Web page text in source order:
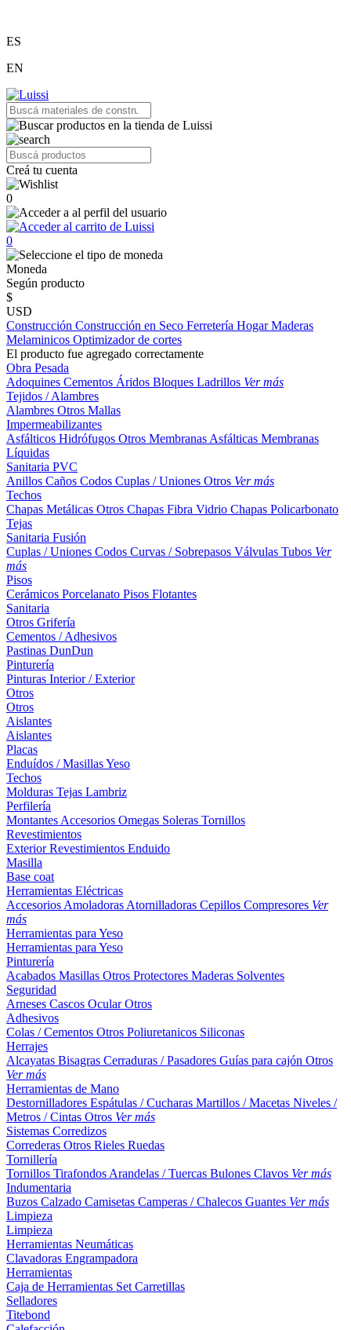
ES
EN
Creá tu cuenta
0
0
Moneda
Según producto
$
USD
Construcción Construcción en Seco Ferretería HogarMaderas
Melaminicos Optimizador de cortes
El producto fue agregado correctamente
Obra Pesada
Adoquines Cementos Áridos Bloques Ladrillos Ver más
Tejidos / Alambres
Alambres Otros Mallas
Impermeabilizantes
Asfálticos Hidrófugos Otros Membranas Asfálticas Membranas
Líquidas
Sanitaria PVC
Anillos Caños Codos Cuplas / Uniones Otros Ver más
Techos
Chapas Metálicas Otros Chapas Fibra Vidrio Chapas Policarbonato
Tejas
Sanitaria Fusión
Cuplas / Uniones Codos Curvas / Sobrepasos Válvulas Tubos Ver
más
Pisos
Cerámicos Porcelanato Pisos Flotantes
Sanitaria
Otros Grifería
Cementos / Adhesivos
Pastinas DunDun
Pinturería
Pinturas Interior / Exterior
Otros
Otros
Aislantes
Aislantes
Placas
Enduídos / MasillasYeso
Techos
Molduras Tejas Lambriz
Perfilería
Montantes Accesorios Omegas Soleras Tornillos
Revestimientos
ExteriorRevestimientos Enduido
Masilla
Base coat
Herramientas Eléctricas
Accesorios Amoladoras Atornilladoras Cepillos Compresores Ver
más
Herramientas para Yeso
Herramientas para Yeso
Pinturería
Acabados Masillas Otros Protectores Maderas Solventes
Seguridad
Arneses Cascos OcularOtros
Adhesivos
Colas / Cementos Otros Poliuretanicos Siliconas
Herrajes
Alcayatas Bisagras Cerraduras / Pasadores Guías para cajón Otros
Ver más
Herramientas de Mano
Destornilladores Espátulas / Cucharas Martillos / Macetas Niveles /
Metros / Cintas Otros Ver más
Sistemas Corredizos
Correderas Otros Rieles Ruedas
Tornillería
Tornillos Tirafondos Arandelas / Tuercas Bulones Clavos Ver más
Indumentaria
Buzos Calzado Camisetas Camperas / Chalecos Guantes Ver más
Limpieza
Limpieza
Herramientas Neumáticas
Clavadoras Engrampadora
Herramientas
Caja de Herramientas Set Carretillas
Selladores
Titebond